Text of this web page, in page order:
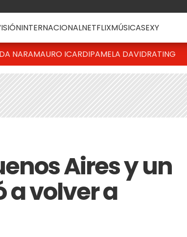
INTERNACIONALNETFLIXMÚSICASEXY
NARAMAURO ICARDIPAMELA DAVIDRATING
Aires y un
a volver a